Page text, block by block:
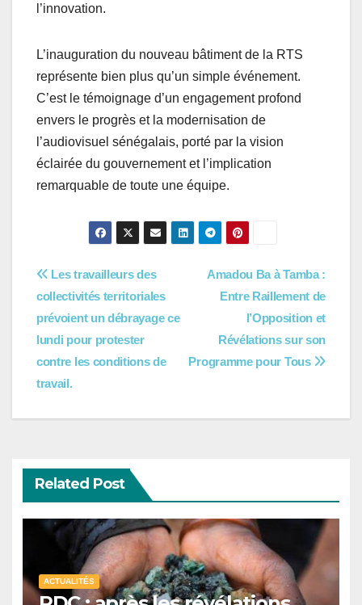
l’innovation.
L’inauguration du nouveau bâtiment de la RTS
représente bien plus qu’un simple événement.
C’est le témoignage d’un engagement profond
envers le progrès et la modernisation de
l’audiovisuel sénégalais, porté par la vision
éclairée du gouvernement et l’implication
remarquable de toute une équipe.
Navigation
de
l’article
Amadou Ba à Tamba :
Entre Raillement de
l’Opposition et
Révélations sur son
Programme pour Tous
Les travailleurs des
collectivités territoriales
prévoient un débrayage ce
lundi pour protester
contre les conditions de
travail.
Related Post
ACTUALITÉS